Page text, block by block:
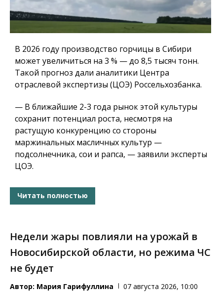
В 2026 году производство горчицы в Сибири
может увеличиться на 3 % — до 8,5 тысяч тонн.
Такой прогноз дали аналитики Центра
отраслевой экспертизы (ЦОЭ) Россельхозбанка.
— В ближайшие 2-3 года рынок этой культуры
сохранит потенциал роста, несмотря на
растущую конкуренцию со стороны
маржинальных масличных культур —
подсолнечника, сои и рапса, — заявили эксперты
ЦОЭ.
Читать полностью
Недели жары повлияли на урожай в
Новосибирской области, но режима ЧС
не будет
Автор: Мария Гарифуллина 07 августа 2026, 10:00